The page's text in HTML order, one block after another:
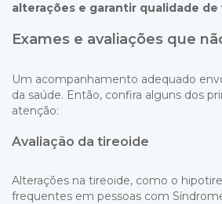
alterações e garantir qualidade de
Exames e avaliações que
Um acompanhamento adequado
da saúde. Então, confira alguns dos
atenção:
Avaliação da tireoide
Alterações na tireoide, como o
frequentes em pessoas com